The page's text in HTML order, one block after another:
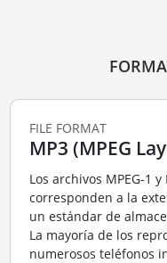
FILE FORMAT
MP3 (MPEG
Los archivos MPEG-1
corresponden a la
un estándar de
La mayoría de los
numerosos teléfonos